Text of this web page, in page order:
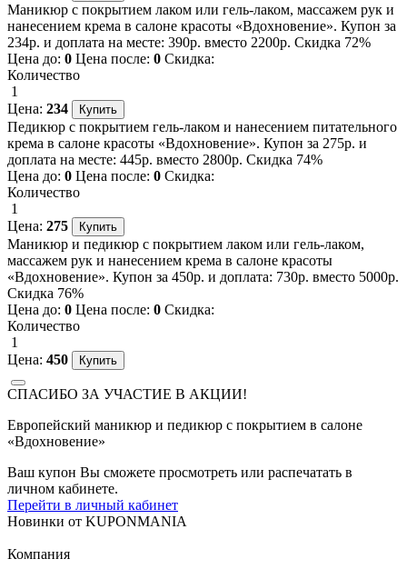
Маникюр с покрытием лаком или гель-лаком, массажем рук и
нанесением крема в салоне красоты «Вдохновение». Купон за
234р. и доплата на месте: 390р. вместо 2200р. Скидка 72%
Цена до: 0 Цена после: 0 Скидка:
Количество
1
Цена: 234
Педикюр с покрытием гель-лаком и нанесением питательного
крема в салоне красоты «Вдохновение». Купон за 275р. и
доплата на месте: 445р. вместо 2800р. Скидка 74%
Цена до: 0 Цена после: 0 Скидка:
Количество
1
Цена: 275
Маникюр и педикюр с покрытием лаком или гель-лаком,
массажем рук и нанесением крема в салоне красоты
«Вдохновение». Купон за 450р. и доплата: 730р. вместо 5000р.
Скидка 76%
Цена до: 0 Цена после: 0 Скидка:
Количество
1
Цена: 450
СПАСИБО ЗА УЧАСТИЕ В АКЦИИ!
Европейский маникюр и педикюр с покрытием в салоне
«Вдохновение»
Ваш купон Вы сможете просмотреть или распечатать в
личном кабинете.
Перейти в личный кабинет
Новинки от KUPONMANIA
Компания